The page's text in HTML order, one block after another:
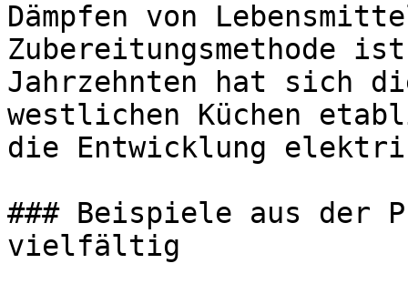
Dämpfen von
Zubereitungsmethode
Jahrzehnten hat sich
westlichen Küchen
die Entwicklung
### Beispiele aus der
vielfältig